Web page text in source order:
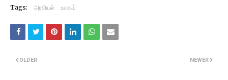
Tags: அரசியல் உலகம்
NEWER
OLDER